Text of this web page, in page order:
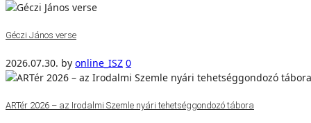
Géczi János verse
2026.07.30. by online_ISZ 0
ARTér 2026 – az Irodalmi Szemle nyári tehetséggondozó tábora